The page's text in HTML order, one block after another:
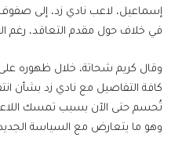
إسماعيل، لاعب نادي زد، إلى صفوف
في خلاف حول مقدم التعاقد، رغم
وقال كريم شحاتة، خلال ظهوره على
كافة التفاصيل مع نادي زد بشأن
تُحسم حتى الآن بسبب تمسك
وهو ما يتعارض مع السياسة